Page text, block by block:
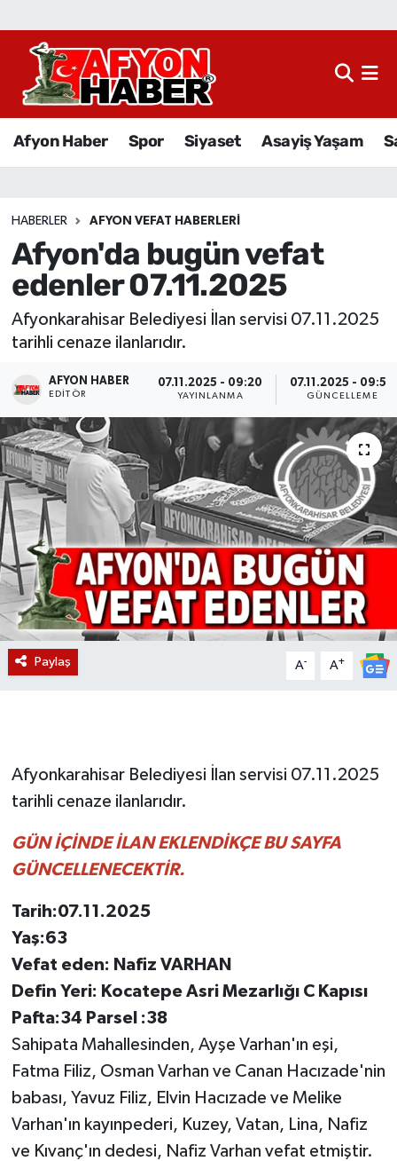
Afyon Haber Spor Siyaset Asayiş Yaşam
HABERLER AFYON VEFAT HABERLERI
Afyon'da bugün vefat
edenler 07.11.2025
Afyonkarahisar Belediyesi İlan servisi 07.11.2025
tarihli cenaze ilanlarıdır.
AFYON HABER
EDITÖR
07.11.2025 - 09:20
YAYINLANMA
07.11.2025 - 09:50
GÜNCELLEME
Paylaş A- A+
Afyonkarahisar Belediyesi İlan servisi 07.11.2025
tarihli cenaze ilanlarıdır.
GÜN İÇİNDE İLAN EKLENDİKÇE BU SAYFA
GÜNCELLENECEKTİR.
Tarih:07.11.2025
Yaş:63
Vefat eden: Nafiz VARHAN
Defin Yeri: Kocatepe Asri Mezarlığı C Kapısı
Pafta:34 Parsel :38
Sahipata Mahallesinden, Ayşe Varhan'ın eşi,
Fatma Filiz, Osman Varhan ve Canan Hacızade'nin
babası, Yavuz Filiz, Elvin Hacızade ve Melike
Varhan'ın kayınpederi, Kuzey, Vatan, Lina, Nafiz
ve Kıvanç'ın dedesi, Nafiz Varhan vefat etmiştir.
Afyon Haber
Sağlık
Eğitim
Sivil Toplum
Ekonomi
Magazin
Etkinlikler